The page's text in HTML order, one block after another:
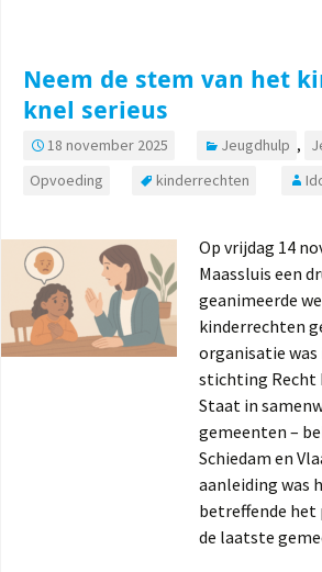
Neem de stem van het
knel serieus
18 november 2025 Jeugdhulp ,
Opvoeding
kinderrechten
Op vrijdag 14
Maassluis een
geanimeerde
kinderrechten
organisatie was
stichting Recht
Staat in
gemeenten –
Schiedam en
aanleiding was
betreffende het
de laatste